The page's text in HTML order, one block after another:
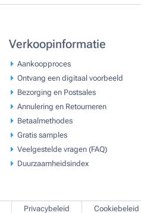
Verkoopinformatie
Aankoopproces
Ontvang een digitaal voorbeeld
Bezorging en Postsales
Annulering en Retourneren
Betaalmethodes
Gratis samples
Veelgestelde vragen (FAQ)
Duurzaamheidsindex
Privacybeleid Cookiebeleid